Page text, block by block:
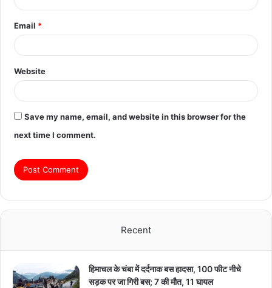
Email *
Website
Save my name, email, and website in this browser for the
next time I comment.
Recent
हिमाचल के चंबा में दर्दनाक बस हादसा, 100 फीट नीचे
सड़क पर जा गिरी बस; 7 की मौत, 11 घायल